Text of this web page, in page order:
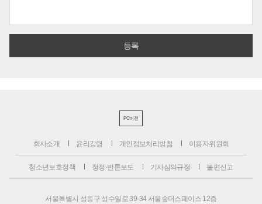
PC버전
회사소개 윤리강령 개인정보처리방침 이용자위원회
청소년보호정책 정정·반론보도 기사심의규정 불편신고
서울특별시 성동구 성수일로 39-34 서울숲더스페이스 12층